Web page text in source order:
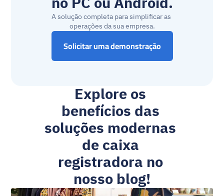
A solução completa para simplificar as
operações da sua empresa.
Solicitar uma demonstração
Explore os
benefícios das
soluções modernas
de caixa
registradora no
nosso blog!